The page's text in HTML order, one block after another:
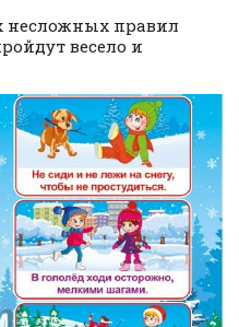
несложных правил
весело и